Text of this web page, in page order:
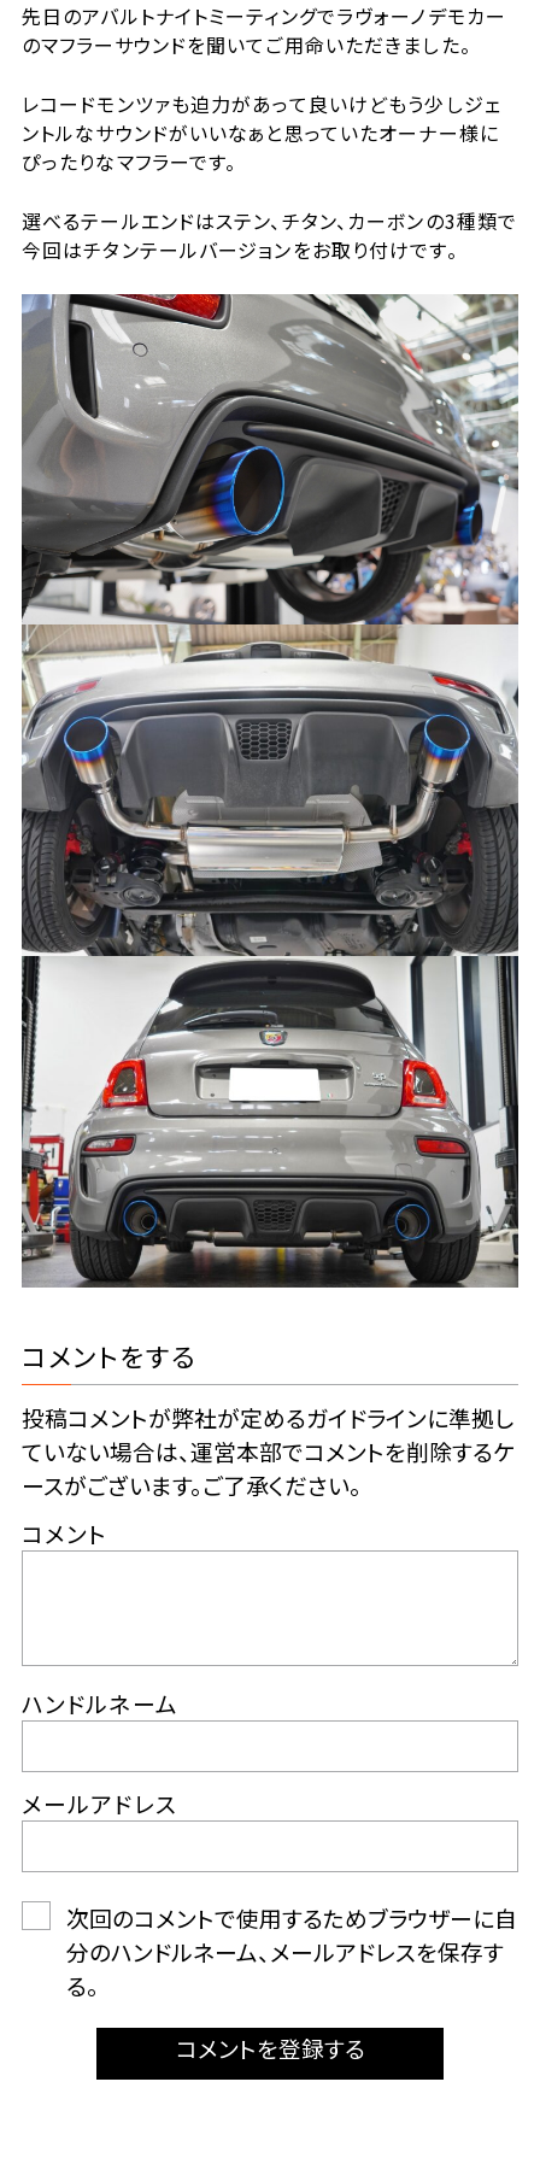
先日のアバルトナイトミーティングでラヴォーノデモカー
のマフラーサウンドを聞いてご用命いただきました。
レコードモンツァも迫力があって良いけどもう少しジェ
ントルなサウンドがいいなぁと思っていたオーナー様に
ぴったりなマフラーです。
選べるテールエンドはステン、チタン、カーボンの3種類で
今回はチタンテールバージョンをお取り付けです。
コメントをする
投稿コメントが弊社が定めるガイドラインに準拠し
ていない場合は、運営本部でコメントを削除するケ
ースがございます。ご了承ください。
コメント
ハンドルネーム
メールアドレス
次回のコメントで使用するためブラウザーに自
分のハンドルネーム、メールアドレスを保存す
る。
コメントを登録する